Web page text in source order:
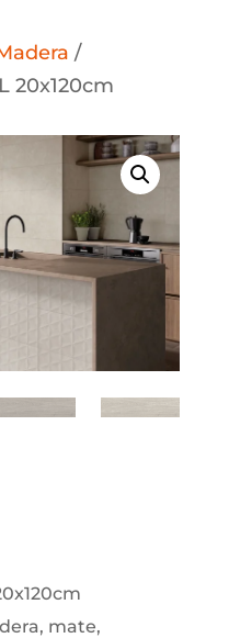
/
20x120cm
mate,